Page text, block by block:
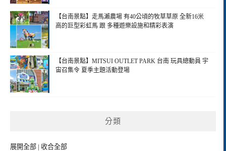
【台南景點】走馬瀨農場 有40公頃的牧草草原 全新16米
高的巨型彩虹馬 跟 多種遊樂設施和精彩表演
【台南景點】MITSUI OUTLET PARK 台南 玩具總動員 宇
宙召集令 夏季主題活動登場
分類
展開全部 | 收合全部